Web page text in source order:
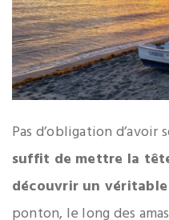
Pas d’obligation
suffit de mettre la
découvrir un
ponton, le long des